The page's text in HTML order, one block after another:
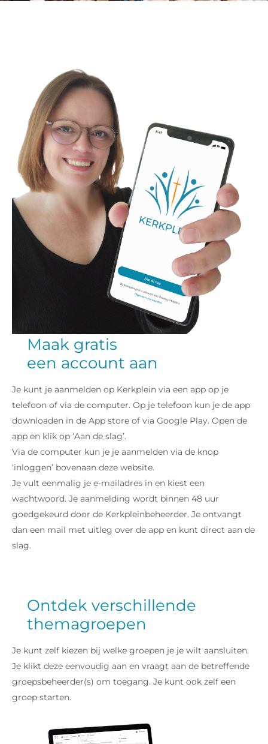
Maak gratis
een account aan
Je kunt je aanmelden op Kerkplein via een app op je
telefoon of via de computer. Op je telefoon kun je de app
downloaden in de App store of via Google Play. Open de
app en klik op ‘Aan de slag’.
Via de computer kun je je aanmelden via de knop
‘inloggen’ bovenaan deze website.
Je vult eenmalig je e-mailadres in en kiest een
wachtwoord. Je aanmelding wordt binnen 48 uur
goedgekeurd door de Kerkpleinbeheerder. Je ontvangt
dan een mail met uitleg over de app en kunt direct aan de
slag.
Ontdek verschillende
themagroepen
Je kunt zelf kiezen bij welke groepen je je wilt aansluiten.
Je klikt deze eenvoudig aan en vraagt aan de betreffende
groepsbeheerder(s) om toegang. Je kunt ook zelf een
groep starten.